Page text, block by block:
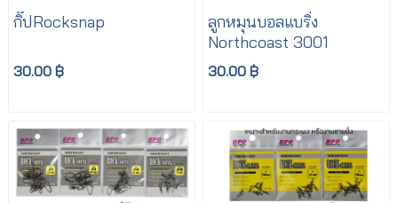
กิ๊ปRocksnap
30.00 ฿
ลูกหมุนบอลแบริ่ง
Northcoast 3001
30.00 ฿